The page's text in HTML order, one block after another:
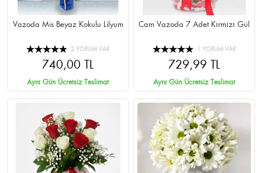
Vazoda Mis Beyaz Kokulu Lilyum
2 YORUM VAR
740,00 TL
Aynı Gün Ücretsiz Teslimat
Cam Vazoda 7 Adet Kırmızı Gül
1 YORUM VAR
729,99 TL
Aynı Gün Ücretsiz Teslimat